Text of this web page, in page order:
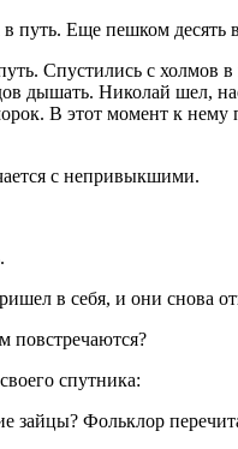
Еще пешком десять
Спустились с холмов
дышать. Николай шел,
В этот момент к
с непривыкшими.
в себя, и они снова
спутника:
Фольклор